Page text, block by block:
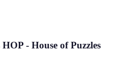
- House of Puzzles